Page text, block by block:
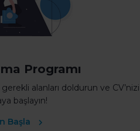
Programı
gerekli alanları doldurun ve CV’nizi
başlayın!
Başla